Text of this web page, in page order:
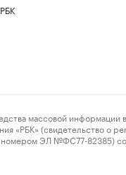
массовой информации
«РБК» (свидетельство о
номером ЭЛ №ФС77-82385)